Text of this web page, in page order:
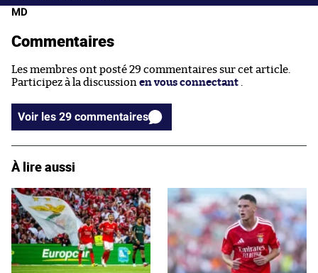
MD
Commentaires
Les membres ont posté 29 commentaires sur cet article.
Participez à la discussion en vous connectant
Voir les 29 commentaires
À lire aussi